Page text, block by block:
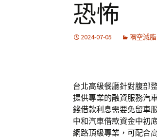
恐怖
2024-07-05 隔空減脂
台北高級餐廳針對腹部
提供專業的融資服務汽
錢借款利息需要免留車
中和汽車借款資金中初
網路頂級專業，可配合